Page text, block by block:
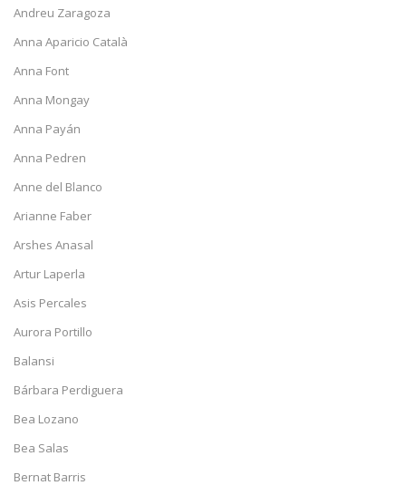
Andreu Zaragoza
Anna Aparicio Català
Anna Font
Anna Mongay
Anna Payán
Anna Pedren
Anne del Blanco
Arianne Faber
Arshes Anasal
Artur Laperla
Asis Percales
Aurora Portillo
Balansi
Bárbara Perdiguera
Bea Lozano
Bea Salas
Bernat Barris